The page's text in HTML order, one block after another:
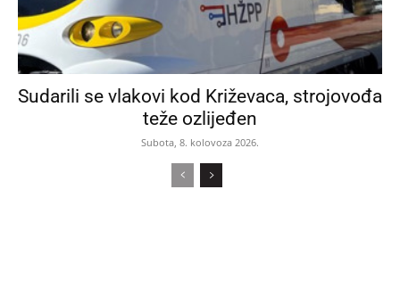
Sudarili se vlakovi kod Križevaca, strojovođa
teže ozlijeđen
Subota, 8. kolovoza 2026.